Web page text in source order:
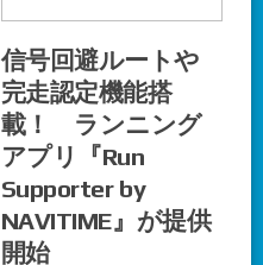
信号回避ルートや
完走認定機能搭
載！ ランニング
アプリ『Run
Supporter by
NAVITIME』が提供
開始